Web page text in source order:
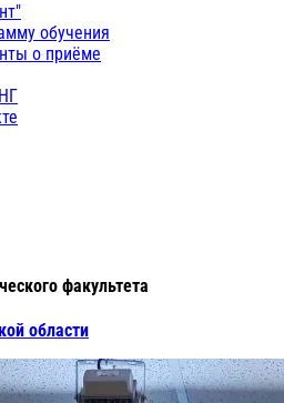
обучения
о приёме
факультета
области